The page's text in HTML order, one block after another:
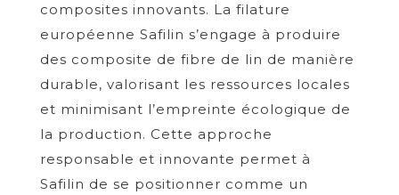
composites innovants. La filature
européenne Safilin s’engage à produire
des composite de fibre de lin de manière
durable, valorisant les ressources locales
et minimisant l’empreinte écologique de
la production. Cette approche
responsable et innovante permet à
Safilin de se positionner comme un